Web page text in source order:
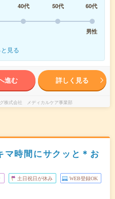
40代 50代
60代
男性
見る
進む 詳しく見る
株式会社 メディカルケア事業部
マ時間にサクッと＊お
土日祝日が休み WEB登録OK